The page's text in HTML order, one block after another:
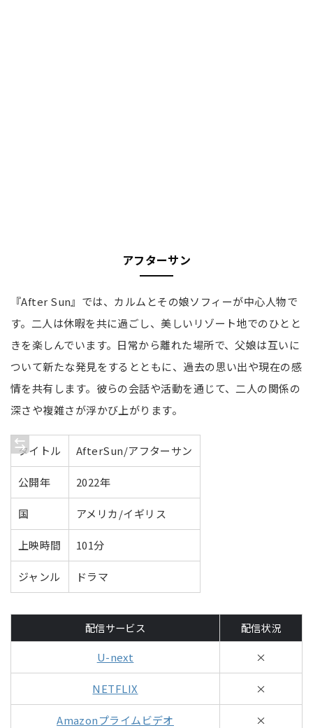
アフターサン
『After Sun』では、カルムとその娘ソフィーが中心人物で
す。二人は休暇を共に過ごし、美しいリゾート地でのひとと
きを楽しんでいます。日常から離れた場所で、父娘は互いに
ついて新たな発見をするとともに、過去の思い出や現在の感
情を共有します。彼らの会話や活動を通じて、二人の関係の
深さや複雑さが浮かび上がります。
タイトル AfterSun/アフターサン
公開年 2022年
国 アメリカ/イギリス
上映時間 101分
ジャンル ドラマ
配信サービス
配信状況
U-next
×
NETFLIX ×
Amazonプライムビデオ ×